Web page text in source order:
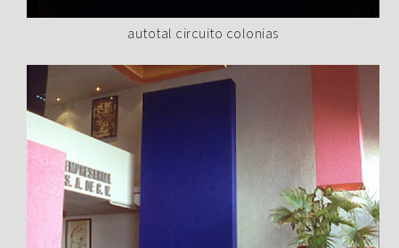
autotal circuito colonias